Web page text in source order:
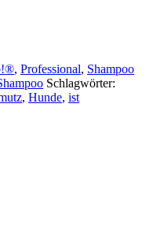
, Professional, Shampoo
Schlagwörter:
, Hunde, ist